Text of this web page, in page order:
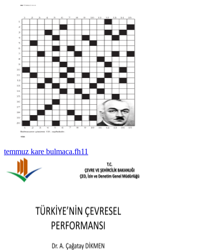
temmuz kare bulmaca.fh11